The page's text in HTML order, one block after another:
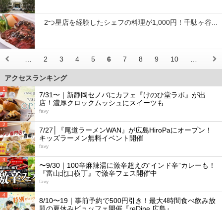
2つ星店を経験したシェフの料理が1,000円！千駄ヶ谷...
… 2 3 4 5 6 7 8 9 10 …
アクセスランキング
1
7/31〜｜新静岡セノバにカフェ『けのひ堂ラボ』が出
店！濃厚クロックムッシュにスイーツも
favy
2
7/27│『尾道ラーメンWAN』が広島HiroPaにオープン！
キッズラーメン無料イベント開催
favy
3
〜9/30｜100辛麻辣湯に激辛超えの“インド辛”カレーも！
『富山北口横丁』で激辛フェス開催中
favy
4
8/10〜19｜事前予約で500円引き！最大4時間食べ飲み放